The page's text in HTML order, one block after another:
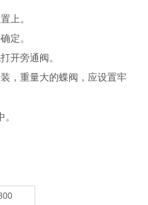
上。
定。
开旁通阀。
，重量大的蝶阀，应设置牢